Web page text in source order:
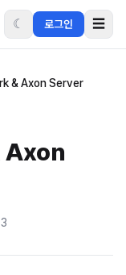
☾ 로그인 ☰
& Axon Server